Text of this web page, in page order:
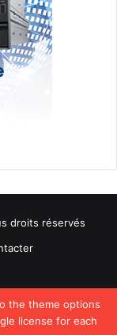
the theme options
license for each
droits réservés